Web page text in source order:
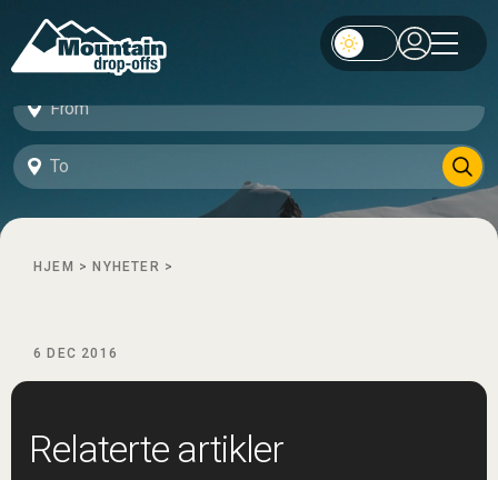
HJEM > NYHETER >
6 DEC 2016
Relaterte artikler